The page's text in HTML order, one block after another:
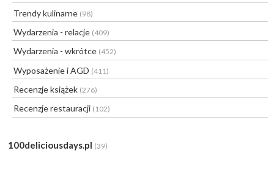
Trendy kulinarne (98)
Wydarzenia - relacje (409)
Wydarzenia - wkrótce (452)
Wyposażenie i AGD (411)
Recenzje książek (276)
Recenzje restauracji (102)
100deliciousdays.pl (39)